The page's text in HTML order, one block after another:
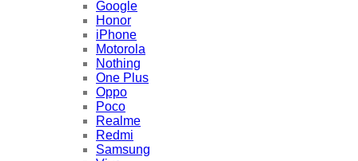
Google
Honor
iPhone
Motorola
Nothing
One Plus
Oppo
Poco
Realme
Redmi
Samsung